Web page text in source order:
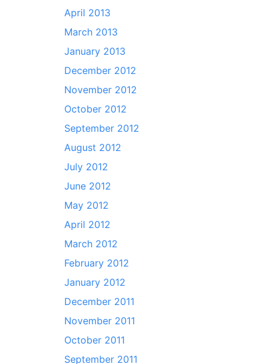
April 2013
March 2013
January 2013
December 2012
November 2012
October 2012
September 2012
August 2012
July 2012
June 2012
May 2012
April 2012
March 2012
February 2012
January 2012
December 2011
November 2011
October 2011
September 2011